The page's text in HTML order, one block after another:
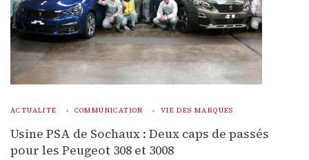
ACTUALITÉ COMMUNICATION VIE DES MARQUES
Usine PSA de Sochaux : Deux caps de passés
pour les Peugeot 308 et 3008